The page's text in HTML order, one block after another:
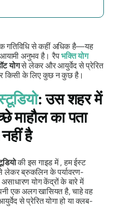
गतिविधि से कहीं अधिक है—यह
अनुभव है। रैपभक्ति योग
योगसे लेकर और आयुर्वेद से प्रेरित
किसी के लिए कुछ न कुछ है।
: उस शहर में
माहौल का पता
है
की इस गाइड में , हम ईस्ट
लेकर ब्रुकलिन के पर्यावरण-
योग केंद्रों के बारे में
एक अलग खासियत है, चाहे वह
से प्रेरित योगा हो या क्लब-